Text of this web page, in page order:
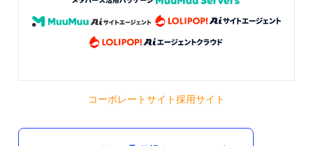
コーポレートサイト採用サイト